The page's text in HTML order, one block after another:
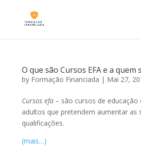
O que são Cursos EFA e a quem
by Formação Financiada | Mai 27,
Cursos efa– são cursos de educação
adultos que pretendem aumentar as
qualificações.
(mais…)